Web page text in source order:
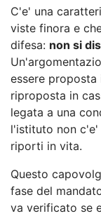
C'e' una
viste finora e
difesa: non si
essere
riproposta in
legata a una
l'istituto non c'e'
riporti in vita.
Questo
fase del
va verificato se